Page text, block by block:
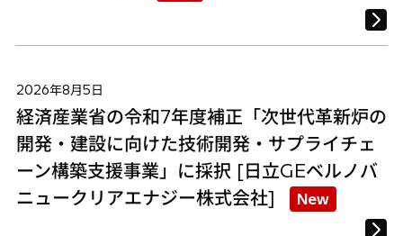
2026年8月5日
経済産業省の令和7年度補正「次世代革新炉の
開発・建設に向けた技術開発・サプライチェ
ーン構築支援事業」に採択 [日立GEベルノバ
ニュークリアエナジー株式会社]
New